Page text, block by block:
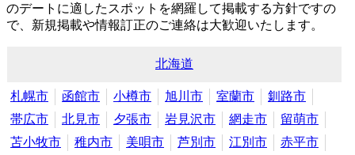
のデートに適したスポットを網羅して掲載する方針ですの
で、新規掲載や情報訂正のご連絡は大歓迎いたします。
北海道
札幌市 函館市 小樽市 旭川市 室蘭市
釧路市
帯広市
北見市 夕張市 岩見沢市 網走市
留萌市
苫小牧市
稚内市 美唄市 芦別市 江別市
赤平市